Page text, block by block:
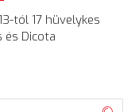
tól 17 hüvelykes
és Dicota